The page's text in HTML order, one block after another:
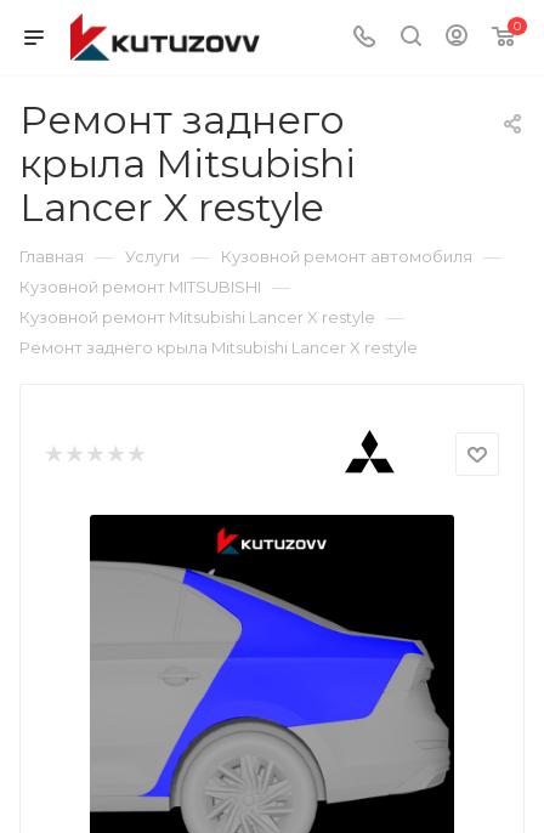
0
Ремонт заднего
крыла Mitsubishi
Lancer X restyle
Главная — Услуги — Кузовной ремонт автомобиля —
Кузовной ремонт MITSUBISHI —
Кузовной ремонт Mitsubishi Lancer X restyle —
Ремонт заднего крыла Mitsubishi Lancer X restyle